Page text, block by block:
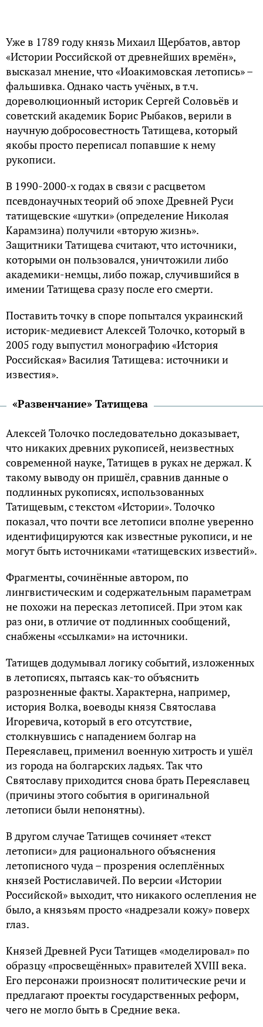
Уже в 1789 году князь Михаил Щербатов, автор
«Истории Российской от древнейших времён»,
высказал мнение, что «Иоакимовская летопись» –
фальшивка. Однако часть учёных, в т.ч.
дореволюционный историк Сергей Соловьёв и
советский академик Борис Рыбаков, верили в
научную добросовестность Татищева, который
якобы просто переписал попавшие к нему
рукописи.
В 1990-2000-х годах в связи с расцветом
псевдонаучных теорий об эпохе Древней Руси
татищевские «шутки» (определение Николая
Карамзина) получили «вторую жизнь».
Защитники Татищева считают, что источники,
которыми он пользовался, уничтожили либо
академики-немцы, либо пожар, случившийся в
имении Татищева сразу после его смерти.
Поставить точку в споре попытался украинский
историк-медиевист Алексей Толочко, который в
2005 году выпустил монографию «История
Российская» Василия Татищева: источники и
известия».
«Развенчание» Татищева
Алексей Толочко последовательно доказывает,
что никаких древних рукописей, неизвестных
современной науке, Татищев в руках не держал. К
такому выводу он пришёл, сравнив данные о
подлинных рукописях, использованных
Татищевым, с текстом «Истории». Толочко
показал, что почти все летописи вполне уверенно
идентифицируются как известные рукописи, и не
могут быть источниками «татищевских известий».
Фрагменты, сочинённые автором, по
лингвистическим и содержательным параметрам
не похожи на пересказ летописей. При этом как
раз они, в отличие от подлинных сообщений,
снабжены «ссылками» на источники.
Татищев додумывал логику событий, изложенных
в летописях, пытаясь как-то объяснить
разрозненные факты. Характерна, например,
история Волка, воеводы князя Святослава
Игоревича, который в его отсутствие,
столкнувшись с нападением болгар на
Переяславец, применил военную хитрость и ушёл
из города на болгарских ладьях. Так что
Святославу приходится снова брать Переяславец
(причины этого события в оригинальной
летописи были непонятны).
В другом случае Татищев сочиняет «текст
летописи» для рационального объяснения
летописного чуда – прозрения ослеплённых
князей Ростиславичей. По версии «Истории
Российской» выходит, что никакого ослепления не
было, а князьям просто «надрезали кожу» поверх
глаз.
Князей Древней Руси Татищев «моделировал» по
образцу «просвещённых» правителей XVIII века.
Его персонажи произносят политические речи и
предлагают проекты государственных реформ,
чего не могло быть в Средние века.